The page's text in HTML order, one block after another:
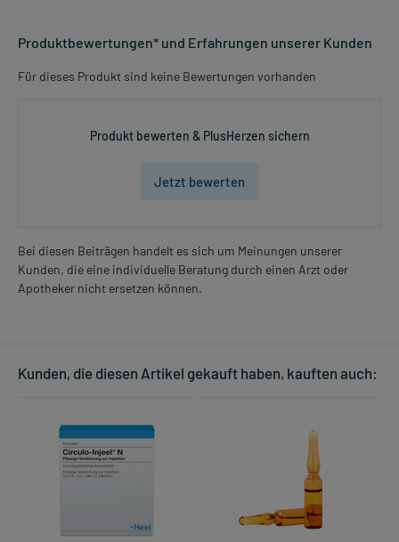
Produktbewertungen* und Erfahrungen unserer Kunden
Für dieses Produkt sind keine Bewertungen vorhanden
Produkt bewerten & PlusHerzen sichern
Jetzt bewerten
Bei diesen Beiträgen handelt es sich um Meinungen unserer
Kunden, die eine individuelle Beratung durch einen Arzt oder
Apotheker nicht ersetzen können.
Kunden, die diesen Artikel gekauft haben, kauften auch: